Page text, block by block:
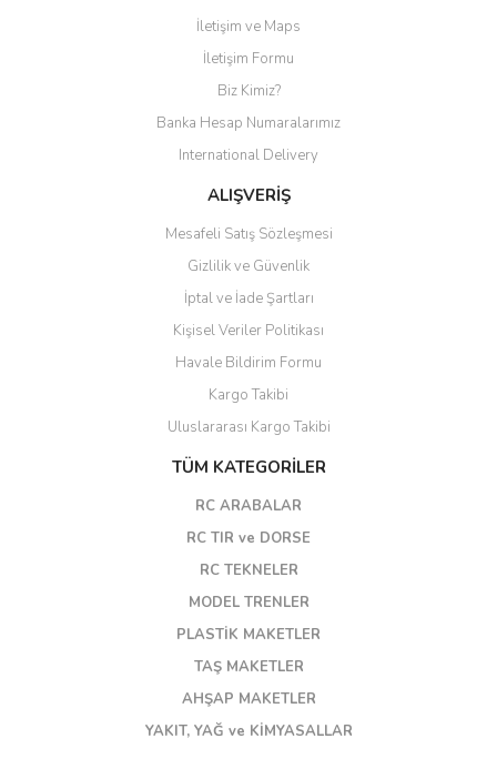
Yorum Yaz
İletişim ve Maps
İletişim Formu
Biz Kimiz?
Banka Hesap Numaralarımız
International Delivery
ALIŞVERİŞ
Mesafeli Satış Sözleşmesi
Gizlilik ve Güvenlik
İptal ve İade Şartları
Kişisel Veriler Politikası
Havale Bildirim Formu
Kargo Takibi
Uluslararası Kargo Takibi
TÜM KATEGORİLER
RC ARABALAR
RC TIR ve DORSE
RC TEKNELER
MODEL TRENLER
PLASTİK MAKETLER
TAŞ MAKETLER
AHŞAP MAKETLER
YAKIT, YAĞ ve KİMYASALLAR